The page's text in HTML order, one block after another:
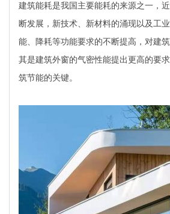
建筑能耗是我国主要能耗的来源之一，
断发展，新技术、新材料的涌现以及工
能、降耗等功能要求的不断提高，对建
其是建筑外窗的气密性能提出更高的要
筑节能的关键。